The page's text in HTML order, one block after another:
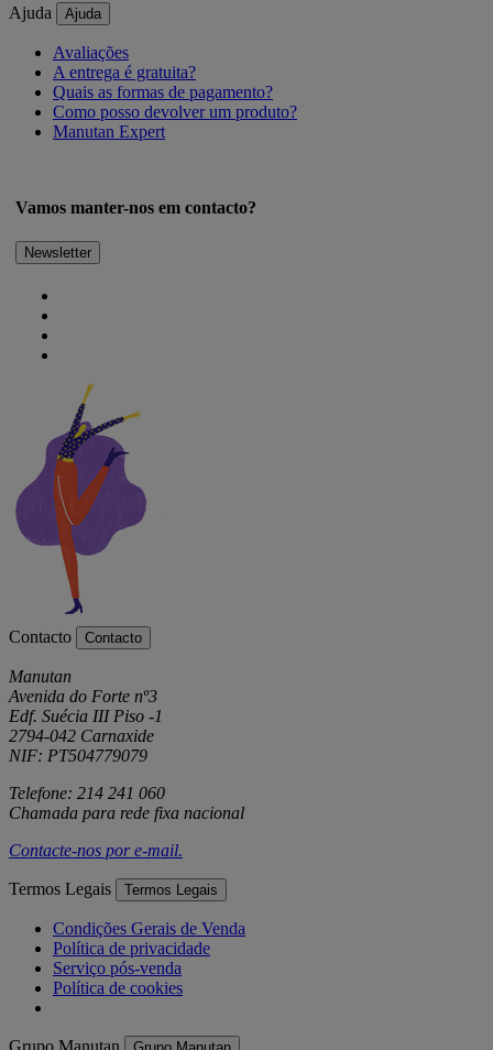
Ajuda Ajuda
Avaliações
A entrega é gratuita?
Quais as formas de pagamento?
Como posso devolver um produto?
Manutan Expert
Vamos manter-nos em contacto?
Newsletter
Contacto Contacto
Manutan
Avenida do Forte nº3
Edf. Suécia III Piso -1
2794-042 Carnaxide
NIF: PT504779079
Telefone: 214 241 060
Chamada para rede fixa nacional
Contacte-nos pore-mail.
Termos Legais Termos Legais
Condições Gerais de Venda
Política de privacidade
Serviço pós-venda
Política de cookies
Grupo Manutan